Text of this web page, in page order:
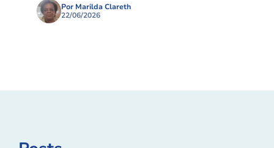
Por Marilda Clareth
22/06/2026